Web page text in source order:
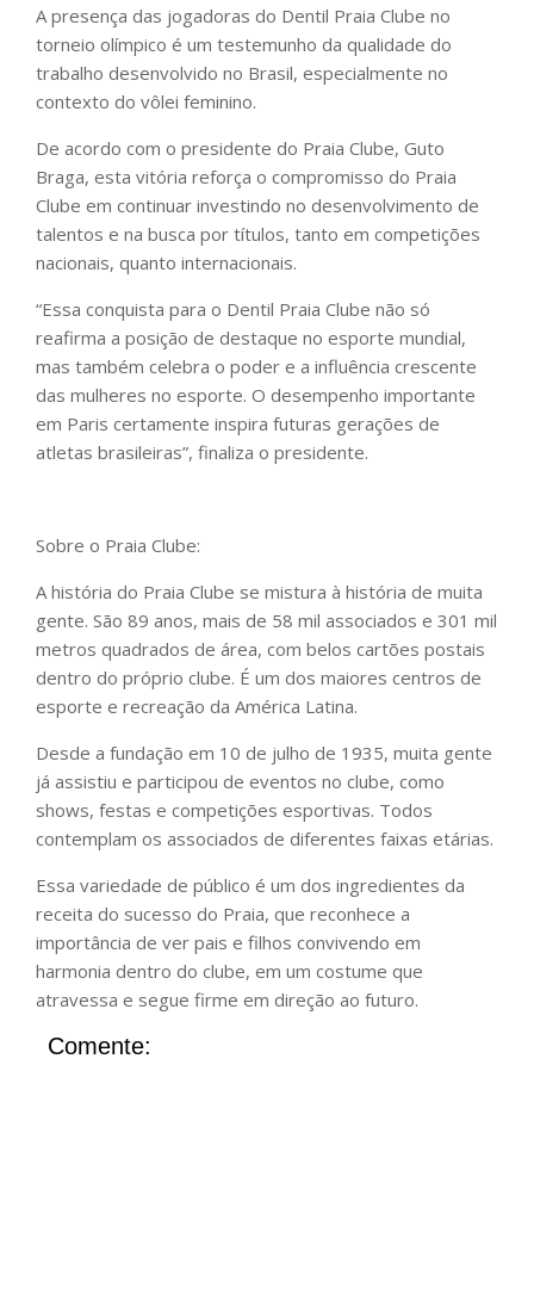
A presença das jogadoras do Dentil Praia Clube no
torneio olímpico é um testemunho da qualidade do
trabalho desenvolvido no Brasil, especialmente no
contexto do vôlei feminino.
De acordo com o presidente do Praia Clube, Guto
Braga, esta vitória reforça o compromisso do Praia
Clube em continuar investindo no desenvolvimento de
talentos e na busca por títulos, tanto em competições
nacionais, quanto internacionais.
“Essa conquista para o Dentil Praia Clube não só
reafirma a posição de destaque no esporte mundial,
mas também celebra o poder e a influência crescente
das mulheres no esporte. O desempenho importante
em Paris certamente inspira futuras gerações de
atletas brasileiras”, finaliza o presidente.
Sobre o Praia Clube:
A história do Praia Clube se mistura à história de muita
gente. São 89 anos, mais de 58 mil associados e 301 mil
metros quadrados de área, com belos cartões postais
dentro do próprio clube. É um dos maiores centros de
esporte e recreação da América Latina.
Desde a fundação em 10 de julho de 1935, muita gente
já assistiu e participou de eventos no clube, como
shows, festas e competições esportivas. Todos
contemplam os associados de diferentes faixas etárias.
Essa variedade de público é um dos ingredientes da
receita do sucesso do Praia, que reconhece a
importância de ver pais e filhos convivendo em
harmonia dentro do clube, em um costume que
atravessa e segue firme em direção ao futuro.
Comente: